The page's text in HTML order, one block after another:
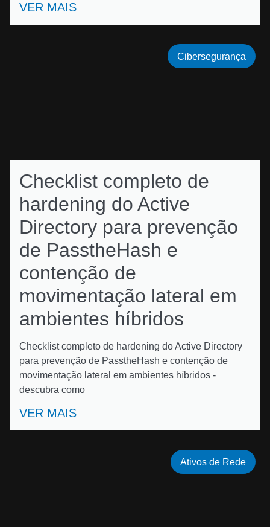
VER MAIS
Checklist completo de
hardening do Active
Directory para prevenção
de PasstheHash e
contenção de
movimentação lateral em
ambientes híbridos
Checklist completo de hardening do Active Directory
para prevenção de PasstheHash e contenção de
movimentação lateral em ambientes híbridos -
descubra como
VER MAIS
Cibersegurança
Ativos de Rede